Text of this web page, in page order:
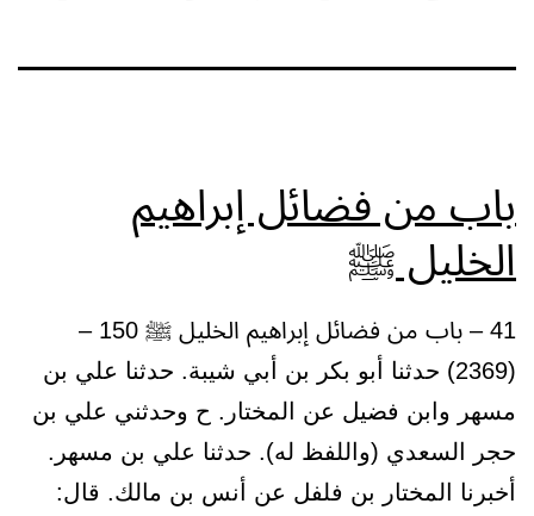
باب من فضائل إبراهيم
الخليل ﷺ
41 – باب من فضائل إبراهيم الخليل ﷺ 150 –
(2369) حدثنا أبو بكر بن أبي شيبة. حدثنا علي بن
مسهر وابن فضيل عن المختار. ح وحدثني علي بن
حجر السعدي (واللفظ له). حدثنا علي بن مسهر.
أخبرنا المختار بن فلفل عن أنس بن مالك. قال: